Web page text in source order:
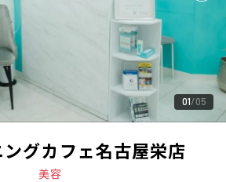
01 05
グカフェ名古屋栄店
美容